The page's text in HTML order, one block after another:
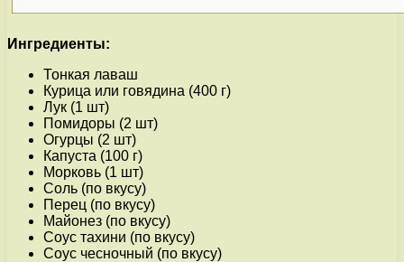
Ингредиенты:
Тонкая лаваш
Курица или говядина (400 г)
Лук (1 шт)
Помидоры (2 шт)
Огурцы (2 шт)
Капуста (100 г)
Морковь (1 шт)
Соль (по вкусу)
Перец (по вкусу)
Майонез (по вкусу)
Соус тахини (по вкусу)
Соус чесночный (по вкусу)